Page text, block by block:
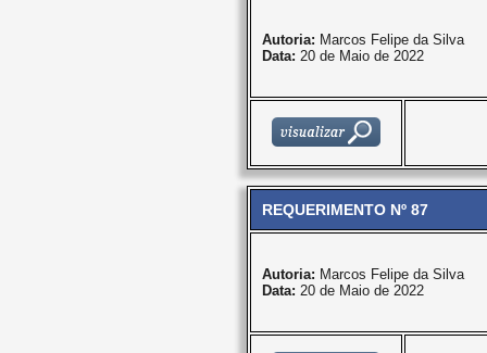
Autoria: Marcos Felipe da Silva
Data: 20 de Maio de 2022
REQUERIMENTO Nº 87
Autoria: Marcos Felipe da Silva
Data: 20 de Maio de 2022